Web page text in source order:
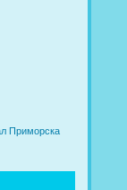
Приморска